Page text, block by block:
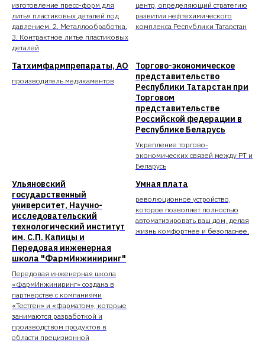
изготовление пресс-форм для
литья пластиковых деталей под
давлением. 2. Металлообработка.
3. Контрактное литье пластиковых
деталей
центр, определяющий стратегию
развития нефтехимического
комплекса Республики Татарстан
Татхимфармпрепараты, АО
производитель медикаментов
Торгово-экономическое
представительство
Республики Татарстан при
Торговом
представительстве
Российской федерации в
Республике Беларусь
Укрепление торгово-
экономических связей между РТ и
Беларусь
Ульяновский
государственный
университет, Научно-
исследовательский
технологический институт
им. С.П. Капицы и
Передовая инженерная
школа "ФармИнжиниринг"
Передовая инженерная школа
«ФармИнжиниринг» создана в
партнерстве с компаниями
«Тестген» и «Фарматом», которые
занимаются разработкой и
производством продуктов в
области прецизионной
Умная плата
революционное устройство,
которое позволяет полностью
автоматизировать ваш дом, делая
жизнь комфортнее и безопаснее.